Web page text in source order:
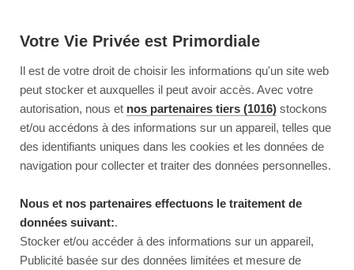
Votre Vie Privée est Primordiale
Il est de votre droit de choisir les informations qu'un site web
peut stocker et auxquelles il peut avoir accès. Avec votre
autorisation, nous et nos partenaires tiers (1016) stockons
et/ou accédons à des informations sur un appareil, telles que
des identifiants uniques dans les cookies et les données de
navigation pour collecter et traiter des données personnelles.
Nous et nos partenaires effectuons le traitement de
données suivant:.
Stocker et/ou accéder à des informations sur un appareil,
Publicité basée sur des données limitées et mesure de